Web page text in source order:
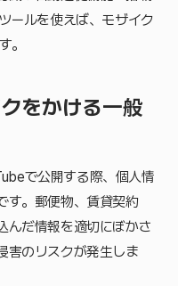
ールを使えば、モザイク
。
をかける一般
で公開する際、個人情
す。郵便物、賃貸契約
んだ情報を適切にぼかさ
害のリスクが発生しま